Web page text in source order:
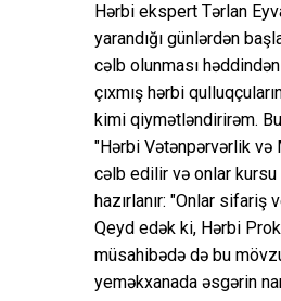
Hərbi ekspert Tərlan
yarandığı günlərdən
cəlb olunması
çıxmış hərbi
kimi qiymətləndirirəm.
"Hərbi Vətənpərvərlik və
cəlb edilir və onlar
hazırlanır: "Onlar
Qeyd edək ki, Hərbi
müsahibədə də bu
yeməkxanada əsgərin